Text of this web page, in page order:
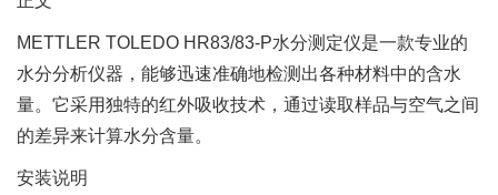
METTLER TOLEDO HR83/83-P水分测定仪是一款专业的
水分分析仪器，能够迅速准确地检测出各种材料中的含水
量。它采用独特的红外吸收技术，通过读取样品与空气之间
的差异来计算水分含量。
安装说明